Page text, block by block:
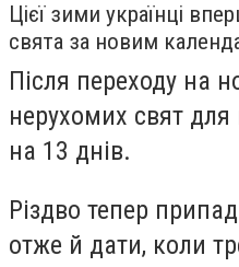
Цієї зими українці
свята за новим
Після переходу на
нерухомих свят для
на 13 днів.
Різдво тепер
отже й дати, коли